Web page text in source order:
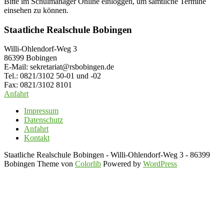
einsehen zu können.
Staatliche Realschule Bobingen
Willi-Ohlendorf-Weg 3
86399 Bobingen
E-Mail: sekretariat@rsbobingen.de
Tel.: 0821/3102 50-01 und -02
Fax: 0821/3102 8101
Anfahrt
Impressum
Datenschutz
Anfahrt
Kontakt
Staatliche Realschule Bobingen - Willi-Ohlendorf-Weg 3 - 86399
Bobingen Theme von Colorlib Powered by WordPress